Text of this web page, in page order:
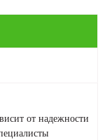
от надежности